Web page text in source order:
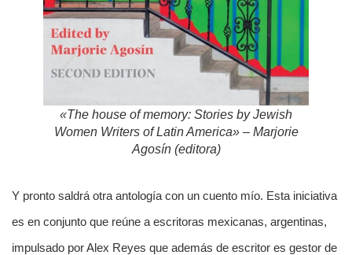
«The house of memory: Stories by Jewish
Women Writers of Latin America» – Marjorie
Agosín (editora)
Y pronto saldrá otra antología con un cuento mío. Esta iniciativa
es en conjunto que reúne a escritoras mexicanas, argentinas,
impulsado por Alex Reyes que además de escritor es gestor de